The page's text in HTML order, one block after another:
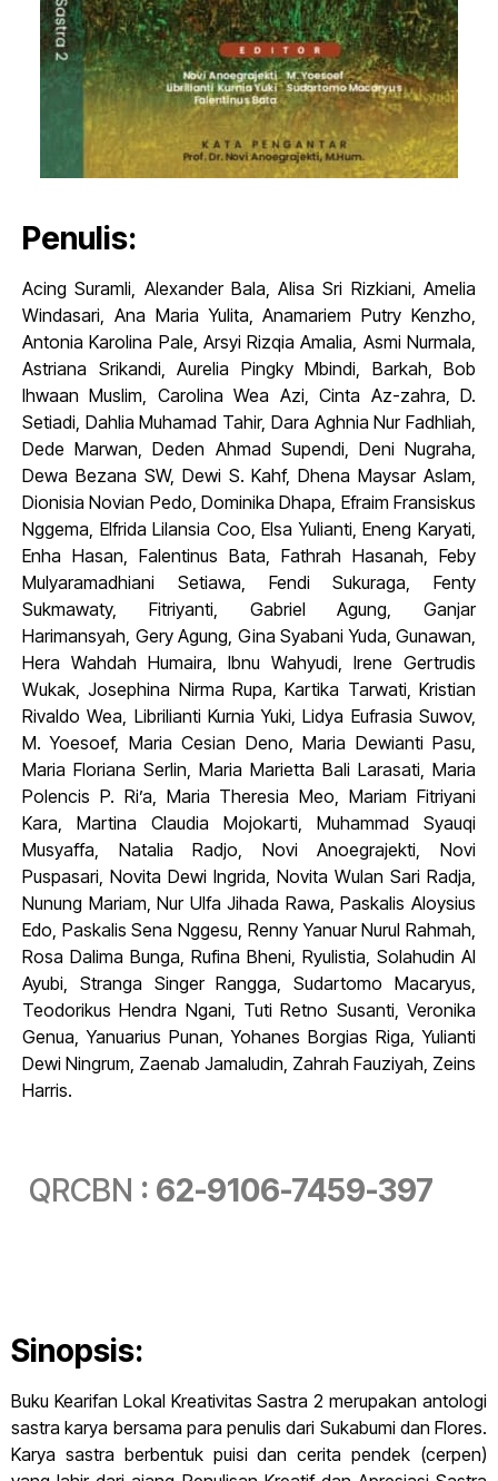
Penulis:
Acing Suramli, Alexander Bala, Alisa Sri Rizkiani, Amelia
Windasari, Ana Maria Yulita, Anamariem Putry Kenzho,
Antonia Karolina Pale, Arsyi Rizqia Amalia, Asmi Nurmala,
Astriana Srikandi, Aurelia Pingky Mbindi, Barkah, Bob
Ihwaan Muslim, Carolina Wea Azi, Cinta Az-zahra, D.
Setiadi, Dahlia Muhamad Tahir, Dara Aghnia Nur Fadhliah,
Dede Marwan, Deden Ahmad Supendi, Deni Nugraha,
Dewa Bezana SW, Dewi S. Kahf, Dhena Maysar Aslam,
Dionisia Novian Pedo, Dominika Dhapa, Efraim Fransiskus
Nggema, Elfrida Lilansia Coo, Elsa Yulianti, Eneng Karyati,
Enha Hasan, Falentinus Bata, Fathrah Hasanah, Feby
Mulyaramadhiani Setiawa, Fendi Sukuraga, Fenty
Sukmawaty, Fitriyanti, Gabriel Agung, Ganjar
Harimansyah, Gery Agung, Gina Syabani Yuda, Gunawan,
Hera Wahdah Humaira, Ibnu Wahyudi, Irene Gertrudis
Wukak, Josephina Nirma Rupa, Kartika Tarwati, Kristian
Rivaldo Wea, Librilianti Kurnia Yuki, Lidya Eufrasia Suwov,
M. Yoesoef, Maria Cesian Deno, Maria Dewianti Pasu,
Maria Floriana Serlin, Maria Marietta Bali Larasati, Maria
Polencis P. Ri’a, Maria Theresia Meo, Mariam Fitriyani
Kara, Martina Claudia Mojokarti, Muhammad Syauqi
Musyaffa, Natalia Radjo, Novi Anoegrajekti, Novi
Puspasari, Novita Dewi Ingrida, Novita Wulan Sari Radja,
Nunung Mariam, Nur Ulfa Jihada Rawa, Paskalis Aloysius
Edo, Paskalis Sena Nggesu, Renny Yanuar Nurul Rahmah,
Rosa Dalima Bunga, Rufina Bheni, Ryulistia, Solahudin Al
Ayubi, Stranga Singer Rangga, Sudartomo Macaryus,
Teodorikus Hendra Ngani, Tuti Retno Susanti, Veronika
Genua, Yanuarius Punan, Yohanes Borgias Riga, Yulianti
Dewi Ningrum, Zaenab Jamaludin, Zahrah Fauziyah, Zeins
Harris.
QRCBN : 62-9106-7459-397
Sinopsis:
Buku Kearifan Lokal Kreativitas Sastra 2 merupakan antologi
sastra karya bersama para penulis dari Sukabumi dan Flores.
Karya sastra berbentuk puisi dan cerita pendek (cerpen)